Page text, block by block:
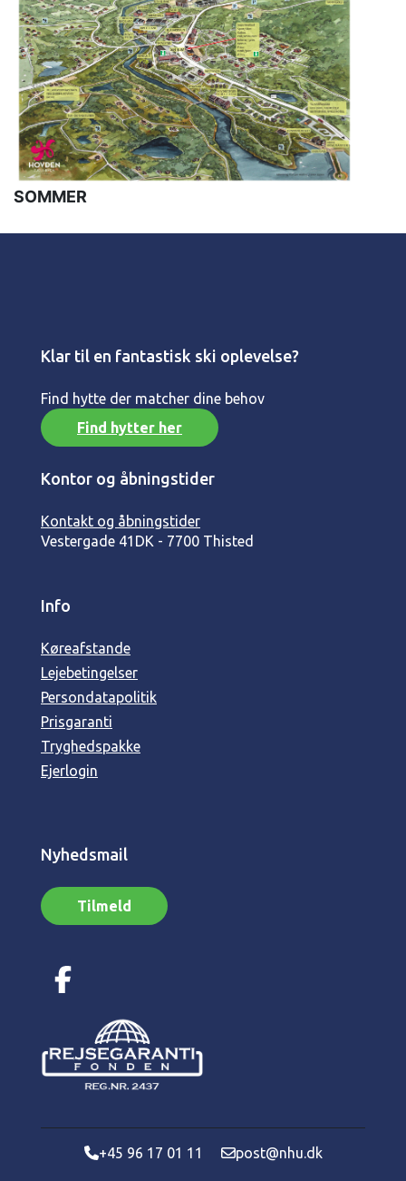
SOMMER
Klar til en fantastisk ski oplevelse?
Find hytte der matcher dine behov
Find hytter her
Kontor og åbningstider
Kontakt og åbningstider
Vestergade 41 DK - 7700 Thisted
Info
Køreafstande
Lejebetingelser
Persondatapolitik
Prisgaranti
Tryghedspakke
Ejerlogin
Nyhedsmail
Tilmeld
+45 96 17 01 11 post@nhu.dk